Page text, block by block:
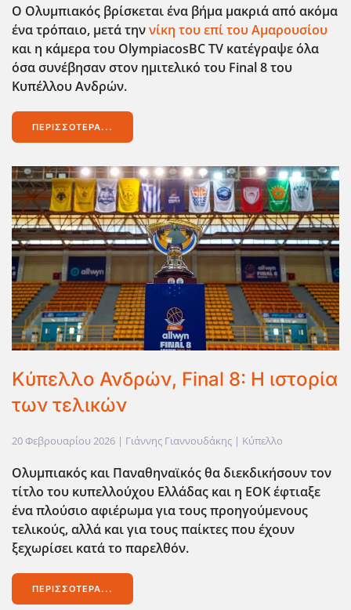
Ο Ολυμπιακός βρίσκεται ένα βήμα μακριά από ακόμα
ένα τρόπαιο, μετά τηννίκη του επί του Αμαρουσίου
και η κάμερα του OlympiacosBCTV κατέγραψε όλα
όσα συνέβησαν στον ημιτελικό του Final8 του
Κυπέλλου Ανδρών.
ΠΕΡΙΣΣΌΤΕΡΑ...
Κύπελλο Ανδρών, Final 8: Η ιστορία
των τελικών
20 Φεβρουαρίου 2026 | Γιάννης Γιαννουδάκης | Κύπελλο
Ολυμπιακός και Παναθηναϊκός θα διεκδικήσουν τον
τίτλο του κυπελλούχου Ελλάδας και η ΕΟΚ έφτιαξε
ένα πλούσιο αφιέρωμα για τους προηγούμενους
τελικούς, αλλά και για τους παίκτες που έχουν
ξεχωρίσει κατά το παρελθόν.
ΠΕΡΙΣΣΌΤΕΡΑ...